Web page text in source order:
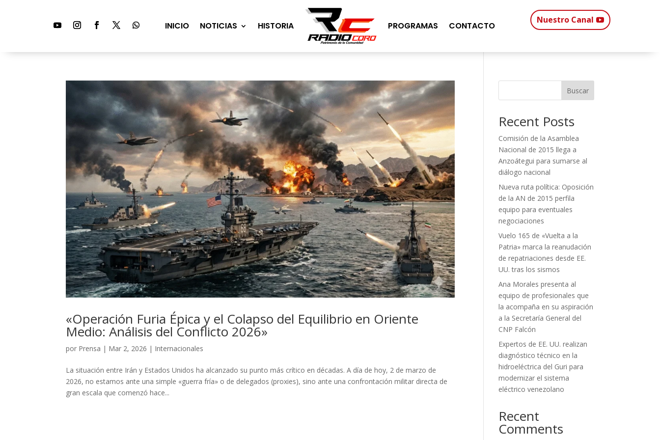
INICIO NOTICIAS HISTORIA PROGRAMAS CONTACTO
Nuestro Canal
«Operación Furia Épica y el Colapso del Equilibrio en Oriente
Medio: Análisis del Conflicto 2026»
por Prensa | Mar 2, 2026 | Internacionales
La situación entre Irán y Estados Unidos ha alcanzado su punto más crítico en décadas. A día de hoy, 2 de marzo de
2026, no estamos ante una simple «guerra fría» o de delegados (proxies), sino ante una confrontación militar directa de
gran escala que comenzó hace...
Buscar
Recent Posts
Comisión de la Asamblea
Nacional de 2015 llega a
Anzoátegui para sumarse al
diálogo nacional
Nueva ruta política: Oposición
de la AN de 2015 perfila
equipo para eventuales
negociaciones
Vuelo 165 de «Vuelta a la
Patria» marca la reanudación
de repatriaciones desde EE.
UU. tras los sismos
Ana Morales presenta al
equipo de profesionales que
la acompaña en su aspiración
a la Secretaría General del
CNP Falcón
Expertos de EE. UU. realizan
diagnóstico técnico en la
hidroeléctrica del Guri para
modernizar el sistema
eléctrico venezolano
Recent
Comments